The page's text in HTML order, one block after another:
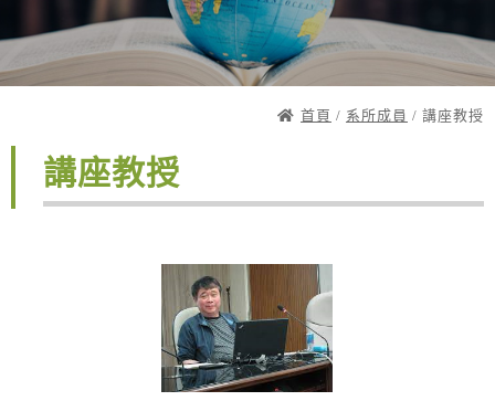
首頁 / 系所成員 / 講座教授
講座教授